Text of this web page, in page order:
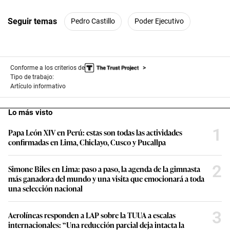
n
u
,
2
s
e
c
o
n
d
Seguir temas Pedro Castillo Poder Ejecutivo
Conforme a los criterios de
Tipo de trabajo:
Artículo informativo
Lo más visto
Papa León XIV en Perú: estas son todas las actividades
confirmadas en Lima, Chiclayo, Cusco y Pucallpa
1
Simone Biles en Lima: paso a paso, la agenda de la gimnasta
más ganadora del mundo y una visita que emocionará a toda
una selección nacional
2
Aerolíneas responden a LAP sobre la TUUA a escalas
internacionales: “Una reducción parcial deja intacta la
3